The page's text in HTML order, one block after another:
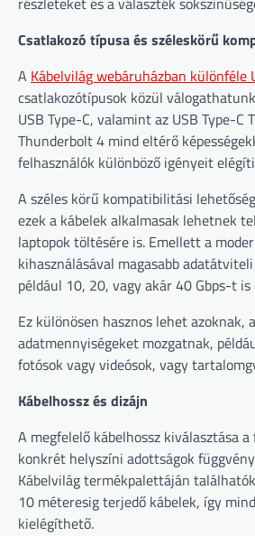
Csatlakozó típusa és széleskörű
A Kábelvilág webáruházban különféle
csatlakozótípusok közül
USB Type-C, valamint az USB Type-C
Thunderbolt 4 mind eltérő
felhasználók különböző igényeit
A széles körű kompatibilitási
ezek a kábelek alkalmasak lehetnek
laptopok töltésére is. Emellett a
kihasználásával magasabb
például 10, 20, vagy akár 40 Gbps-t
Ez különösen hasznos lehet azoknak,
adatmennyiségeket mozgatnak,
fotósok vagy videósok, vagy
Kábelhossz és dizájn
A megfelelő kábelhossz kiválasztása
konkrét helyszíni adottságok
Kábelvilág termékpalettáján
10 méteresig terjedő kábelek, így
kielégíthető.